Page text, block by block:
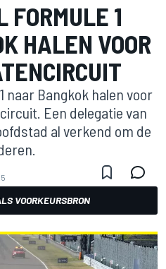
1
HALEN VOOR
naar Bangkok halen voor
Een delegatie van
al verkend om de
VOORKEURSBRON